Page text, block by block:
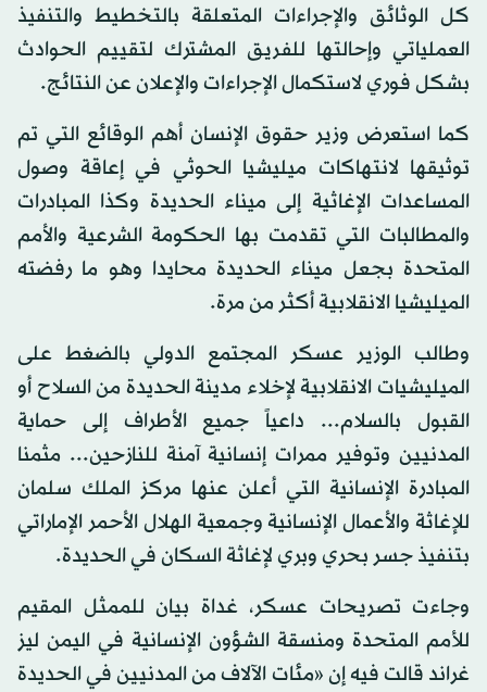
كل الوثائق والإجراءات المتعلقة بالتخطيط والتنفيذ
العملياتي وإحالتها للفريق المشترك لتقييم الحوادث
بشكل فوري لاستكمال الإجراءات والإعلان عن النتائج.
كما استعرض وزير حقوق الإنسان أهم الوقائع التي تم
توثيقها لانتهاكات ميليشيا الحوثي في إعاقة وصول
المساعدات الإغاثية إلى ميناء الحديدة وكذا المبادرات
والمطالبات التي تقدمت بها الحكومة الشرعية والأمم
المتحدة بجعل ميناء الحديدة محايدا وهو ما رفضته
الميليشيا الانقلابية أكثر من مرة.
وطالب الوزير عسكر المجتمع الدولي بالضغط على
الميليشيات الانقلابية لإخلاء مدينة الحديدة من السلاح أو
القبول بالسلام... داعياً جميع الأطراف إلى حماية
المدنيين وتوفير ممرات إنسانية آمنة للنازحين... مثمنا
المبادرة الإنسانية التي أعلن عنها مركز الملك سلمان
للإغاثة والأعمال الإنسانية وجمعية الهلال الأحمر الإماراتي
بتنفيذ جسر بحري وبري لإغاثة السكان في الحديدة.
وجاءت تصريحات عسكر، غداة بيان للممثل المقيم
للأمم المتحدة ومنسقة الشؤون الإنسانية في اليمن ليز
غراند قالت فيه إن «مئات الآلاف من المدنيين في الحديدة